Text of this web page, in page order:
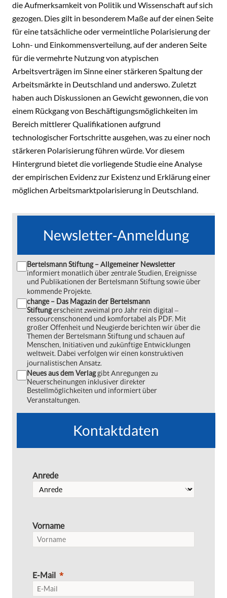
die Aufmerksamkeit von Politik und Wissenschaft auf sich
gezogen. Dies gilt in besonderem Maße auf der einen Seite
für eine tatsächliche oder vermeintliche Polarisierung der
Lohn- und Einkommensverteilung, auf der anderen Seite
für die vermehrte Nutzung von atypischen
Arbeitsverträgen im Sinne einer stärkeren Spaltung der
Arbeitsmärkte in Deutschland und anderswo. Zuletzt
haben auch Diskussionen an Gewicht gewonnen, die von
einem Rückgang von Beschäftigungsmöglichkeiten im
Bereich mittlerer Qualifikationen aufgrund
technologischer Fortschritte ausgehen, was zu einer noch
stärkeren Polarisierung führen würde. Vor diesem
Hintergrund bietet die vorliegende Studie eine Analyse
der empirischen Evidenz zur Existenz und Erklärung einer
möglichen Arbeitsmarktpolarisierung in Deutschland.
Newsletter-Anmeldung
Bertelsmann Stiftung – Allgemeiner Newsletter
informiert monatlich über zentrale Studien, Ereignisse
und Publikationen der Bertelsmann Stiftung sowie über
kommende Projekte.
change – Das Magazin der Bertelsmann
Stiftungerscheint zweimal pro Jahr rein digital ‒
ressourcenschonend und komfortabel als PDF. Mit
großer Offenheit und Neugierde berichten wir über die
Themen der Bertelsmann Stiftung und schauen auf
Menschen, Initiativen und zukünftige Entwicklungen
weltweit. Dabei verfolgen wir einen konstruktiven
journalistischen Ansatz.
Neues aus dem Verlaggibt Anregungen zu
Neuerscheinungen inklusiver direkter
Bestellmöglichkeiten und informiert über
Veranstaltungen.
Kontaktdaten
Anrede
Vorname
E-Mail